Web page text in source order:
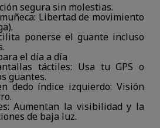
segura sin molestias.
Libertad de movimiento
ponerse el guante incluso
el día a día
táctiles: Usa tu GPS o
guantes.
dedo índice izquierdo: Visión
Aumentan la visibilidad y la
de baja luz.